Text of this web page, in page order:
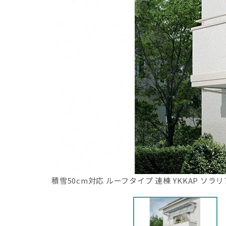
積雪50cm対応 ルーフタイプ 連棟 YKKAP ソラリ